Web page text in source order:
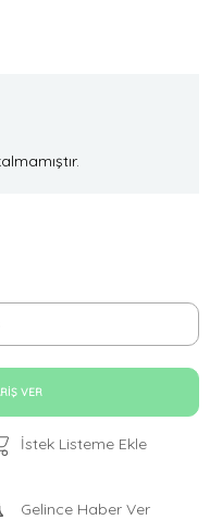
VER
İstek Listeme Ekle
Gelince Haber Ver